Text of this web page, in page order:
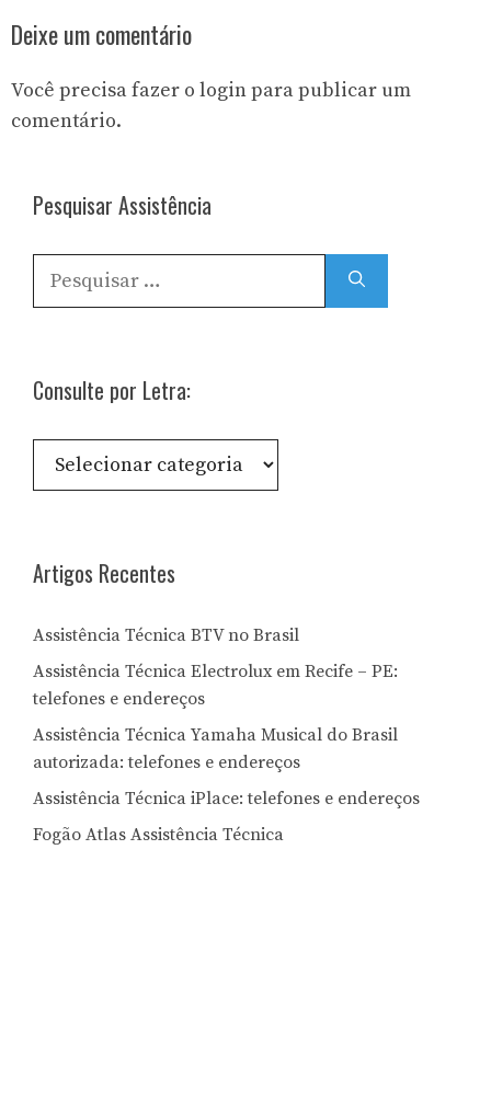
Deixe um comentário
Você precisa fazer o loginpara publicar um
comentário.
Pesquisar Assistência
Pesquisar
por:
Consulte por Letra:
Consulte
Artigos Recentes
Assistência Técnica BTV no Brasil
Assistência Técnica Electrolux em Recife – PE:
telefones e endereços
Assistência Técnica Yamaha Musical do Brasil
autorizada: telefones e endereços
Assistência Técnica iPlace: telefones e endereços
Fogão Atlas Assistência Técnica